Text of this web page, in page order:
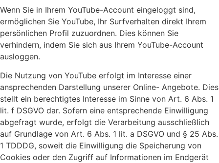
Wenn Sie in Ihrem YouTube-Account eingeloggt sind,
ermöglichen Sie YouTube, Ihr Surfverhalten direkt Ihrem
persönlichen Profil zuzuordnen. Dies können Sie
verhindern, indem Sie sich aus Ihrem YouTube-Account
ausloggen.
Die Nutzung von YouTube erfolgt im Interesse einer
ansprechenden Darstellung unserer Online- Angebote. Dies
stellt ein berechtigtes Interesse im Sinne von Art. 6 Abs. 1
lit. f DSGVO dar. Sofern eine entsprechende Einwilligung
abgefragt wurde, erfolgt die Verarbeitung ausschließlich
auf Grundlage von Art. 6 Abs. 1 lit. a DSGVO und § 25 Abs.
1 TDDDG, soweit die Einwilligung die Speicherung von
Cookies oder den Zugriff auf Informationen im Endgerät